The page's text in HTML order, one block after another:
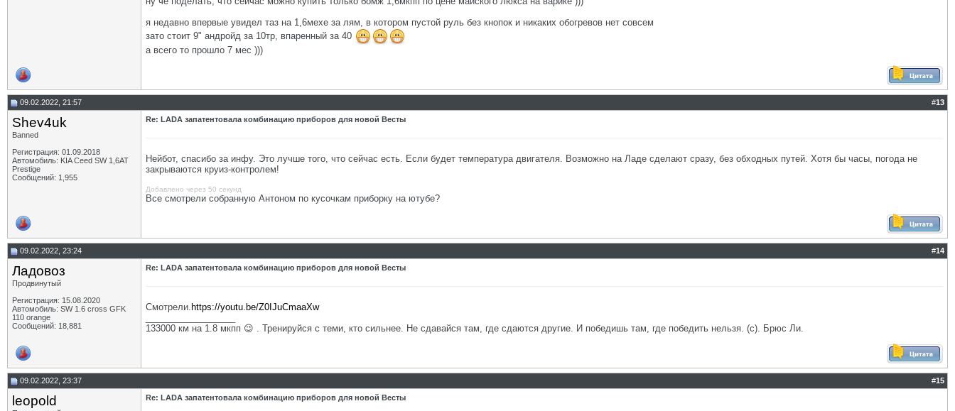
я недавно впервые увидел таз на 1,6мехе за лям, в котором пустой руль без кнопок и никаких обогревов нет совсем
зато стоит 9" андройд за 10тр, впаренный за 40
а всего то прошло 7 мес )))
09.02.2022, 21:57 #13
Shev4uk
Banned
Регистрация: 01.09.2018
Автомобиль: KIA Ceed SW 1,6AT
Prestige
Сообщений: 1,955
Re: LADA запатентовала комбинацию приборов для новой Весты
Нейбот, спасибо за инфу. Это лучше того, что сейчас есть. Если будет температура двигателя. Возможно на Ладе сделают сразу, без обходных путей. Хотя бы часы, погода не
закрываются круиз-контролем!
Добавлено через 50 секунд
Все смотрели собранную Антоном по кусочкам приборку на ютубе?
09.02.2022, 23:24 #14
Ладовоз
Продвинутый
Регистрация: 15.08.2020
Автомобиль: SW 1.6 cross GFK
110 orange
Сообщений: 18,881
Re: LADA запатентовала комбинацию приборов для новой Весты
Смотрели. https://youtu.be/Z0IJuCmaaXw
133000 км на 1.8 мкпп 😉 . Тренируйся с теми, кто сильнее. Не сдавайся там, где сдаются другие. И победишь там, где победить нельзя. (с). Брюс Ли.
09.02.2022, 23:37 #15
leopold Re: LADA запатентовала комбинацию приборов для новой Весты